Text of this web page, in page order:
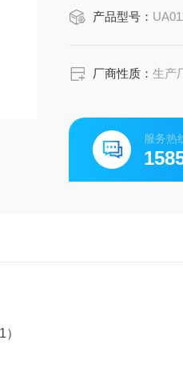
产品型号：
厂商性质：生产
服务热